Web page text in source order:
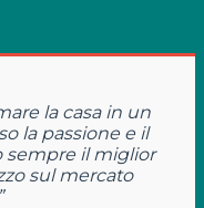
la casa in un
la passione e il
sempre il miglior
sul mercato